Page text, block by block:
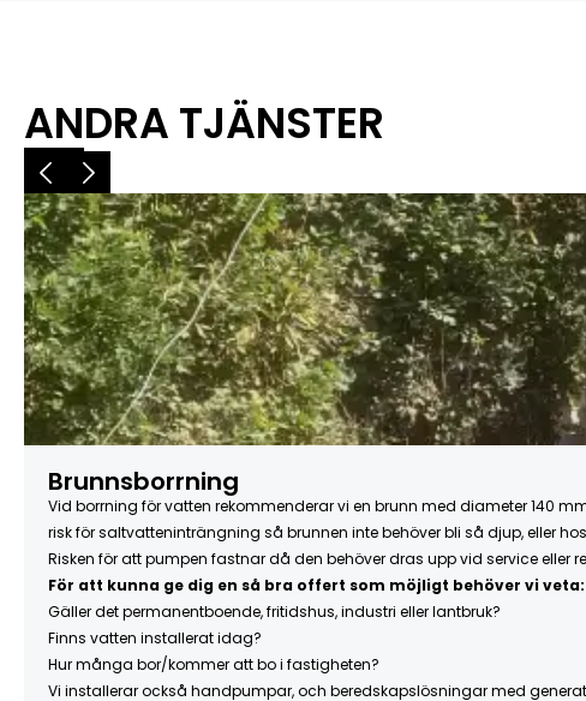
ANDRA TJÄNSTER
Brunnsborrning
Vid borrning för vatten rekommenderar vi en brunn med diameter 140
risk för saltvatteninträngning så brunnen inte behöver bli så djup, eller
Risken för att pumpen fastnar då den behöver dras upp vid service eller
För att kunna ge dig en så bra offert som möjligt behöver vi veta:
Gäller det permanentboende, fritidshus, industri eller lantbruk?
Finns vatten installerat idag?
Hur många bor/kommer att bo i fastigheten?
Vi installerar också handpumpar, och beredskapslösningar med